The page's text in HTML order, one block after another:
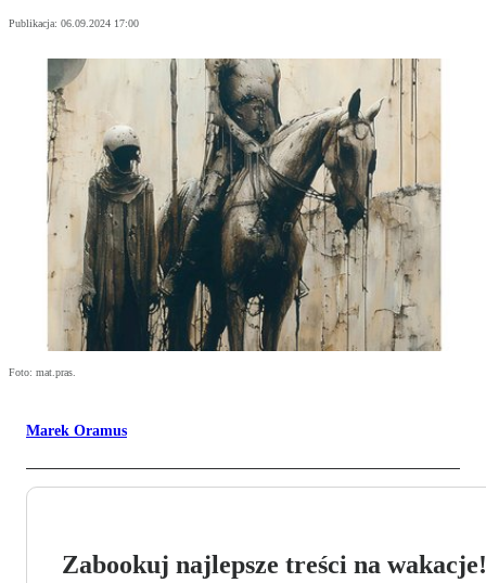
Publikacja: 06.09.2024 17:00
Foto: mat.pras.
Marek Oramus
Zabookuj najlepsze treści na wakacje!